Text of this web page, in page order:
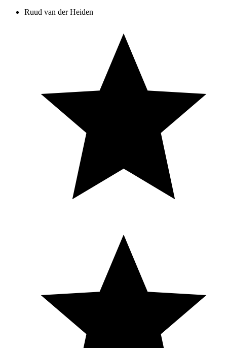
Ruud van der Heiden